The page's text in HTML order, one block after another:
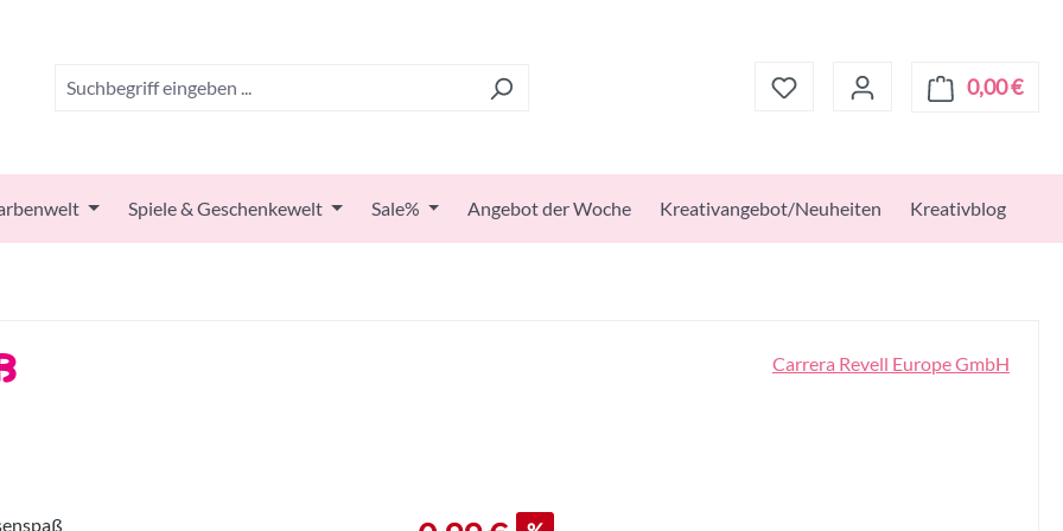
0,00 €
Spiele & Geschenkewelt Sale% Angebot der Woche Kreativangebot/Neuheiten Kreativblog
Carrera Revell Europe GmbH
Verkaufspreis: